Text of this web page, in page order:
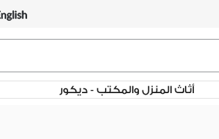
أثاث المنزل والمكتب - ديكور